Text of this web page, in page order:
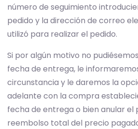
número de seguimiento
pedido y la dirección de correo
utilizó para realizar el pedido.
Si por algún motivo no
fecha de entrega, le
circunstancia y le daremos la
adelante con la compra
fecha de entrega o bien anular el
reembolso total del precio